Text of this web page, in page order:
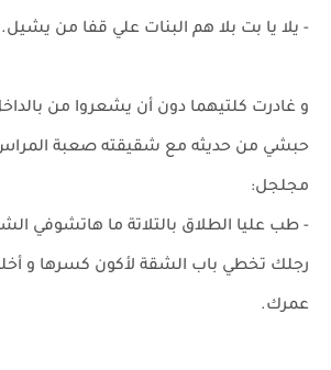
- يلا يا بت بلا هم البنات علي قفا من يشيل.
و غادرت كلتيهما دون أن يشعروا من
حبشي من حديثه مع شقيقته صعبة
مجلجل:
- طب عليا الطلاق بالتلاتة ما هاتشوفي
رجلك تخطي باب الشقة لأكون كسرها و
عمرك.